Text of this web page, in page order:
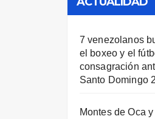
7 venezolanos
el boxeo y el
consagración
Santo Domingo
Montes de Oca